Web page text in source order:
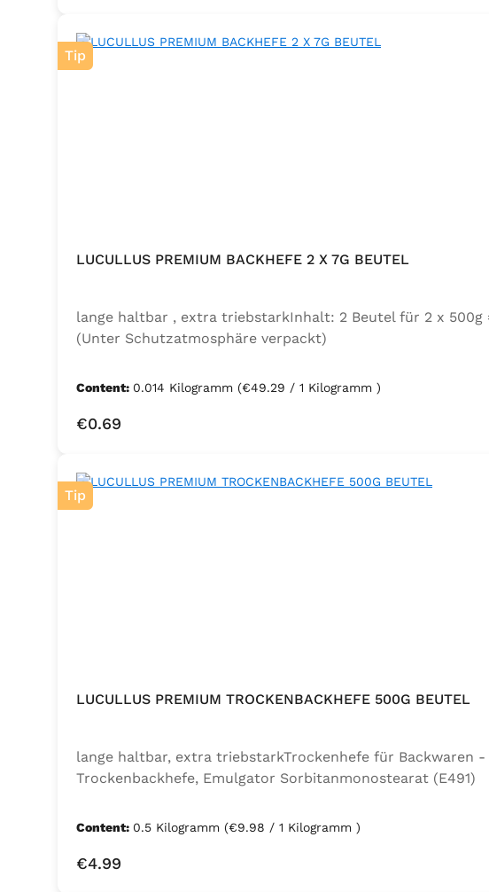
Tip
LUCULLUS PREMIUM BACKHEFE 2 X 7G BEUTEL
lange haltbar , extra triebstarkInhalt: 2 Beutel für 2 x 500g
(Unter Schutzatmosphäre verpackt)
Content: 0.014 Kilogramm (€49.29 / 1 Kilogramm )
Regular price:
€0.69
Tip
LUCULLUS PREMIUM TROCKENBACKHEFE 500G BEUTEL
lange haltbar, extra triebstarkTrockenhefe für Backwaren
Trockenbackhefe, Emulgator Sorbitanmonostearat (E491)
Content: 0.5 Kilogramm (€9.98 / 1 Kilogramm )
Regular price:
€4.99